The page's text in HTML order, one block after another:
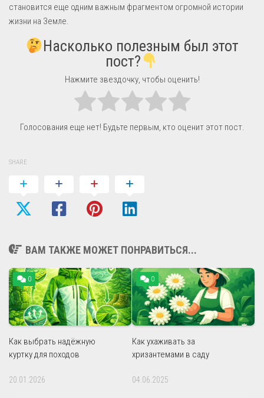
становится еще одним важным фрагментом огромной истории
жизни на Земле.
Насколько полезным был этот
пост?
Нажмите звездочку, чтобы оценить!
Голосования еще нет! Будьте первым, кто оценит этот пост.
SHARE
ВАМ ТАКЖЕ МОЖЕТ ПОНРАВИТЬСЯ...
0
Как выбрать надёжную
куртку для походов
20.01.2026
0
Как ухаживать за
хризантемами в саду
04.06.2025